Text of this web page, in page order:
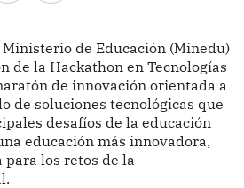
Ministerio de Educación (Minedu)
de la Hackathon en Tecnologías
de innovación orientada a
de soluciones tecnológicas que
desafíos de la educación
educación más innovadora,
los retos de la